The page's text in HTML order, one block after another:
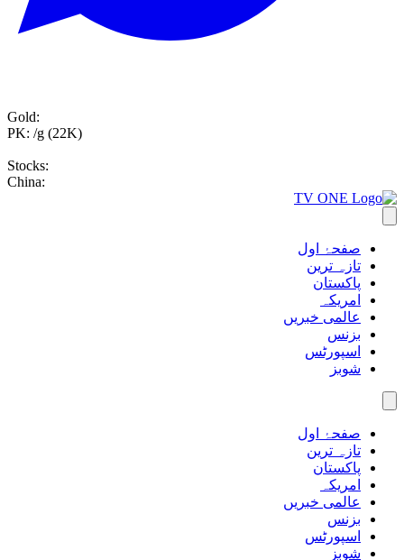
Gold:
PK: /g (22K)
Stocks:
China:
صفحۂ اول
تازہ ترین
پاکستان
امریکہ
عالمی خبریں
بزنس
اسپورٹس
شوبز
صفحۂ اول
تازہ ترین
پاکستان
امریکہ
عالمی خبریں
بزنس
اسپورٹس
شوبز